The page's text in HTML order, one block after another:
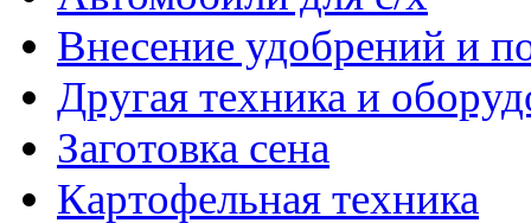
Внесение удобрений и
Другая техника и
Заготовка сена
Картофельная техника